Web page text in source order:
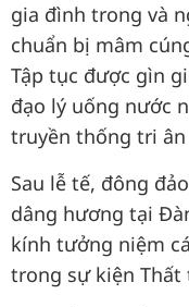
gia đình trong và
chuẩn bị mâm
Tập tục được gìn
đạo lý uống nước
truyền thống tri ân
Sau lễ tế, đông
dâng hương tại
kính tưởng niệm
trong sự kiện Thất